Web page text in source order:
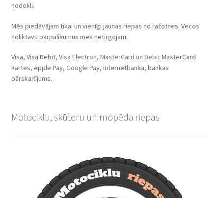
nodokli.
Mēs piedāvājam tikai un vienīgi jaunas riepas no ražotnes. Vecos
noliktavu pārpalikumus mēs netirgojam.
Visa, Visa Debit, Visa Electron, MasterCard un Debit MasterCard
kartes, Apple Pay, Google Pay, internetbanka, bankas
pārskaitījums.
Motociklu, skūteru un mopēda riepas